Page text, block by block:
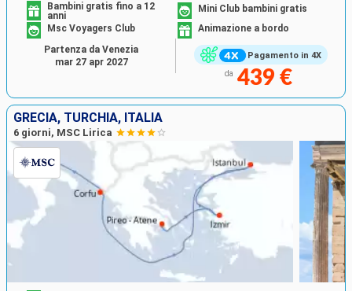
Pagamento in 4X
Bambini gratis fino a 12
anni
Mini Club bambini gratis
Msc Voyagers Club
Animazione a bordo
da 439 €
Partenza da Venezia
mar 27 apr 2027
GRECIA, TURCHIA, ITALIA
6 giorni, MSC Lirica